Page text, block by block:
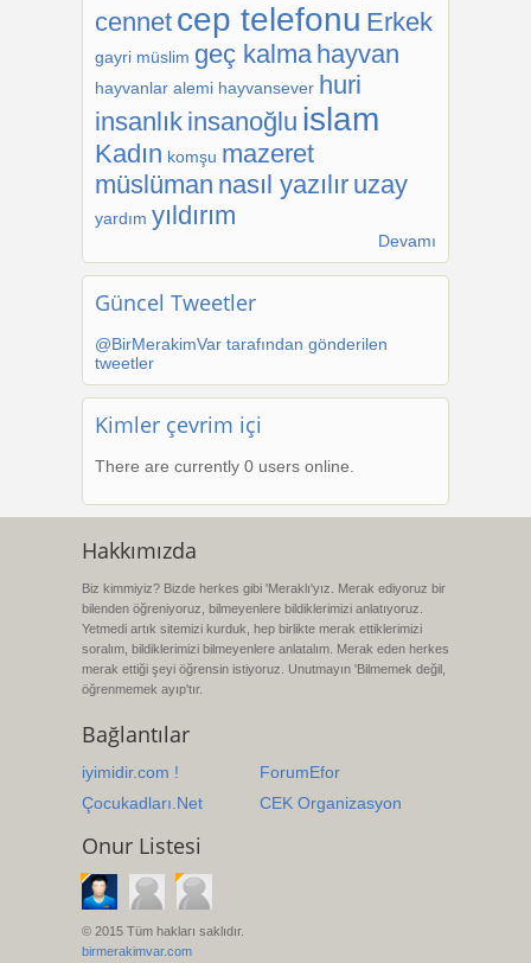
cennet cep telefonu Erkek
gayri müslim geç kalma hayvan
hayvanlar alemi hayvansever huri
insanlık insanoğlu islam
Kadın komşu mazeret
müslüman nasıl yazılır uzay
yardım yıldırım
Devamı
Güncel Tweetler
@BirMerakimVar tarafından gönderilen
tweetler
Kimler çevrim içi
There are currently 0 users online.
Hakkımızda
Biz kimmiyiz? Bizde herkes gibi 'Meraklı'yız. Merak ediyoruz bir
bilenden öğreniyoruz, bilmeyenlere bildiklerimizi anlatıyoruz.
Yetmedi artık sitemizi kurduk, hep birlikte merak ettiklerimizi
soralım, bildiklerimizi bilmeyenlere anlatalım. Merak eden herkes
merak ettiği şeyi öğrensin istiyoruz. Unutmayın 'Bilmemek değil,
öğrenmemek ayıp'tır.
Bağlantılar
iyimidir.com !
ForumEfor
Çocukadları.Net
CEK Organizasyon
Onur Listesi
© 2015 Tüm hakları saklıdır.
birmerakimvar.com